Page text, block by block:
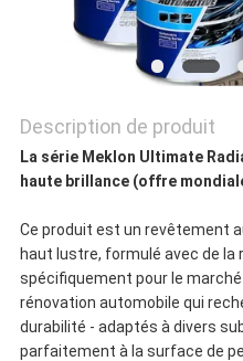
POLITIQUE
DE
Description de produit
La série Meklon Ultimate
haute brillance (offre
Ce produit est un revêtement
haut lustre, formulé avec de la
spécifiquement pour le
rénovation automobile qui
durabilité - adaptés à divers
parfaitement à la surface de